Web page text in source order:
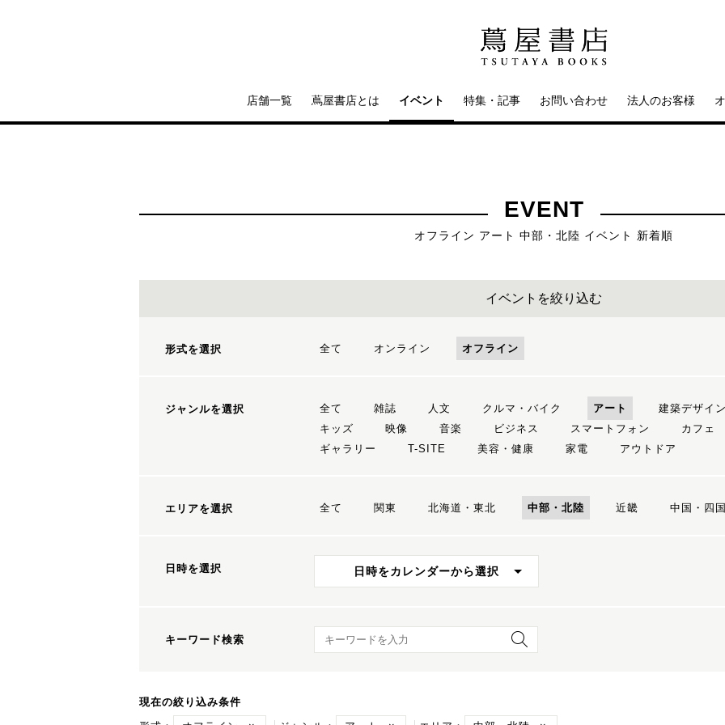
店舗一覧 蔦屋書店とは イベント 特集・記事 お問い合わせ 法人のお客様
EVENT
オフライン アート 中部・北陸 イベント 新着順
イベントを絞り込む
形式を選択 全て オンライン オフライン
ジャンルを選択 全て 雑誌 人文 クルマ・バイク アート 建築デザイン
キッズ
映像 音楽 ビジネス スマートフォン カフェ
ギャラリー
T-SITE 美容・健康 家電 アウトドア
エリアを選択 全て 関東 北海道・東北 中部・北陸 近畿 中国・四国
日時を選択 日時をカレンダーから選択
キーワード検索 キーワード検索
現在の絞り込み条件